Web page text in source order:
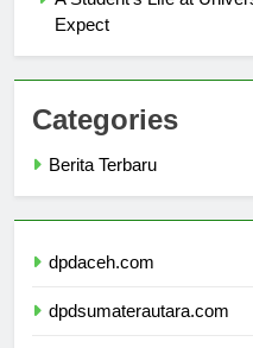
A Student’s Life at
Categories